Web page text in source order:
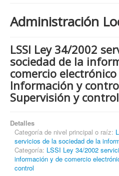
ZONA ABIERTA
Políticas de Cookies
¿Quienes tienen que cumplir con
¿Estas cumpliendo con la
¿Que podemos hacer por ti?
¿Cuando es obligatorio nombrar
Notas
Nosotros y contacto
Buscar...
Administración
LSSI Ley 34/2002
sociedad de la
comercio electrónico
Información y
Supervisión y control
Detalles
Categoría de nivel principal o raíz:
servicios de la sociedad de la
Categoría: LSSI Ley 34/2002
información y de comercio
control